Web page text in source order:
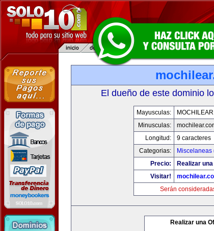
El dueño de este dominio
Mayusculas:
Minusculas:
Longitud:
9 caracteres
Categorias:
Miscelaneas
Precio:
Realizar
Visitar!
Serán
Realizar una